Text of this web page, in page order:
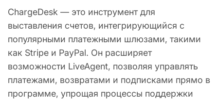
ChargeDesk — это инструмент для
выставления счетов, интегрирующийся с
популярными платежными шлюзами, такими
как Stripe и PayPal. Он расширяет
возможности LiveAgent, позволяя управлять
платежами, возвратами и подписками прямо в
программе, упрощая процессы поддержки